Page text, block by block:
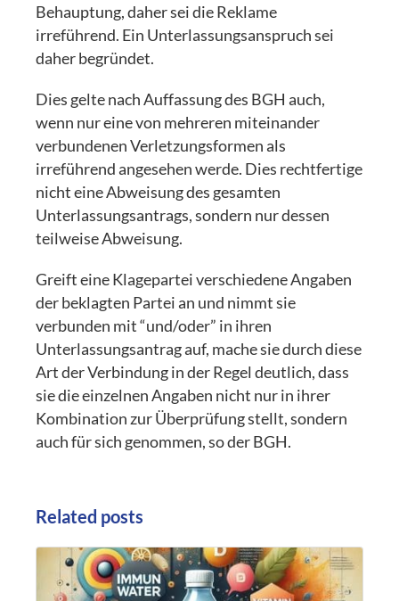
Behauptung, daher sei die Reklame
irreführend. Ein Unterlassungsanspruch sei
daher begründet.
Dies gelte nach Auffassung des BGH auch,
wenn nur eine von mehreren miteinander
verbundenen Verletzungsformen als
irreführend angesehen werde. Dies rechtfertige
nicht eine Abweisung des gesamten
Unterlassungsantrags, sondern nur dessen
teilweise Abweisung.
Greift eine Klagepartei verschiedene Angaben
der beklagten Partei an und nimmt sie
verbunden mit “und/oder” in ihren
Unterlassungsantrag auf, mache sie durch diese
Art der Verbindung in der Regel deutlich, dass
sie die einzelnen Angaben nicht nur in ihrer
Kombination zur Überprüfung stellt, sondern
auch für sich genommen, so der BGH.
Related posts